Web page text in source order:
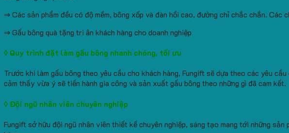
⇒ Các sản phẩm đều có độ mềm, bông xốp và đàn hồi cao, đường chỉ chắc chắn.
⇒ Gấu bông quà tặng tri ân khách hàng cho doanh nghiệp
◊ Quy trình đặt làm gấu bông nhanh chóng, tối ưu
Trước khi làm gấu bông theo yêu cầu cho khách hàng, Fungift sẽ dựa theo các yêu
cảm thấy vừa ý sẽ tiến hành gia công và sản xuất gấu bông theo những gì đã cam kết.
◊ Đội ngũ nhân viên chuyên nghiệp
Fungift sở hữu đội ngũ nhân viên thiết kế chuyên nghiệp, sáng tạo mang tới những